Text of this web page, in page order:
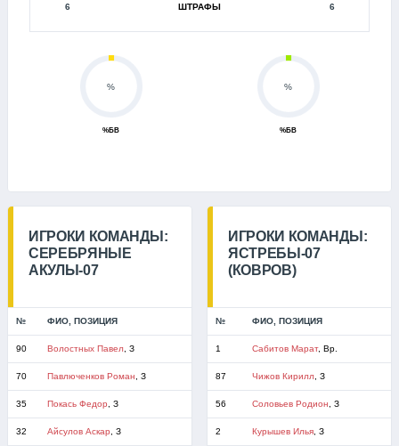
6 ШТРАФЫ 6
%
%БВ
%
%БВ
ИГРОКИ КОМАНДЫ:
СЕРЕБРЯНЫЕ
АКУЛЫ-07
№ ФИО, ПОЗИЦИЯ
90 Волостных Павел, З
70 Павлюченков Роман , З
35 Покась Федор , З
32 Айсулов Аскар , З
ИГРОКИ КОМАНДЫ:
ЯСТРЕБЫ-07
(КОВРОВ)
№ ФИО, ПОЗИЦИЯ
1 Сабитов Марат, Вр.
87 Чижов Кирилл, З
56 Соловьев Родион , З
2 Курышев Илья, З